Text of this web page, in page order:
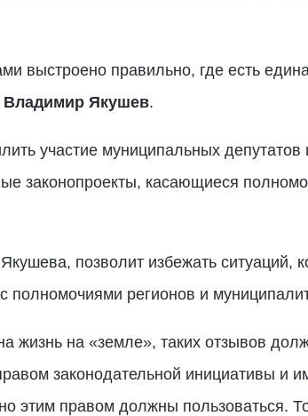
выстроено правильно, где есть
Владимир Якушев.
участие муниципальных
законопроекты, касающиеся
позволит избежать ситуаций,
полномочиями регионов и
жизнь на «земле», таких отзывов
законодательной инициативы и
этим правом должны пользоваться.